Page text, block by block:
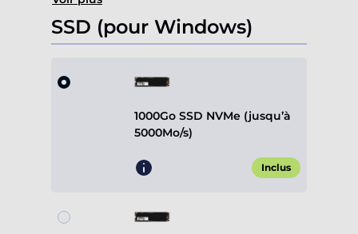
SSD (pour Windows)
1000Go SSD NVMe (jusqu’à
5000Mo/s)
Inclus